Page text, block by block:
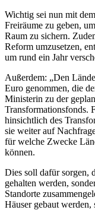
Wichtig sei nun mit
Freiräume zu geben,
Raum zu sichern.
Reform umzusetzen,
um rund ein Jahr
Außerdem: „Den
Euro genommen, die
Ministerin zu der
Transformationsfonds.
hinsichtlich des
sie weiter auf
für welche Zwecke
können.
Dies soll dafür sorgen,
gehalten werden,
Standorte
Häuser gebaut werden,